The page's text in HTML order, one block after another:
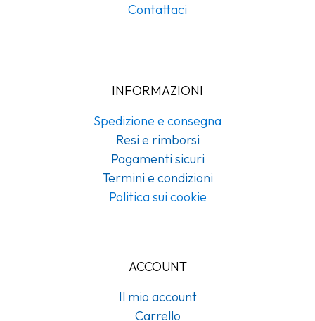
Contattaci
INFORMAZIONI
Spedizione e consegna
Resi e rimborsi
Pagamenti sicuri
Termini e condizioni
Politica sui cookie
ACCOUNT
Il mio account
Carrello